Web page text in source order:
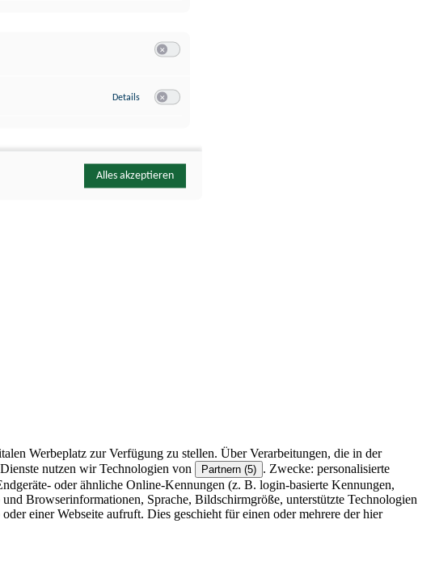
Werbeplatz zur Verfügung zu stellen. Über Verarbeitungen, die in der
nutzen wir Technologien von Partnern (5) . Zwecke: personalisierte
oder ähnliche Online-Kennungen (z. B. login-basierte Kennungen,
Browserinformationen, Sprache, Bildschirmgröße, unterstützte Technologien
einer Webseite aufruft. Dies geschieht für einen oder mehrere der hier
Details zu YouTube
Alles akzeptieren